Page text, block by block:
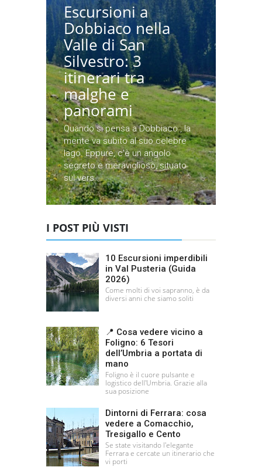
Escursioni a
Dobbiaco nella
Valle di San
Silvestro: 3
itinerari tra
malghe e
panorami
Quando si pensa a Dobbiaco , la
mente va subito al suo celebre
lago. Eppure, c'è un angolo
segreto e meraviglioso, situato
sul vers...
I POST PIÙ VISTI
10 Escursioni imperdibili
in Val Pusteria (Guida
2026)
Come molti di voi sapranno, è da
diversi anni che siamo soliti
📍 Cosa vedere vicino a
Foligno: 6 Tesori
dell’Umbria a portata di
mano
Foligno è il cuore pulsante e
logistico dell'Umbria. Grazie alla
sua posizione
Dintorni di Ferrara: cosa
vedere a Comacchio,
Tresigallo e Cento
Se state visitando l'elegante
Ferrara e cercate un itinerario che
vi porti